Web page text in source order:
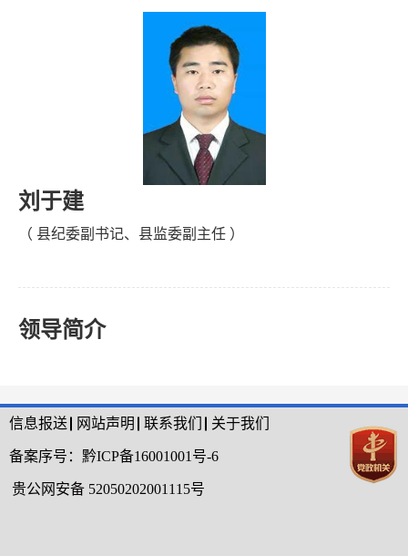
刘于建
（ 县纪委副书记、县监委副主任 ）
领导简介
信息报送 网站声明 联系我们 关于我们
备案序号： 黔ICP备16001001号-6
贵公网安备 52050202001115号